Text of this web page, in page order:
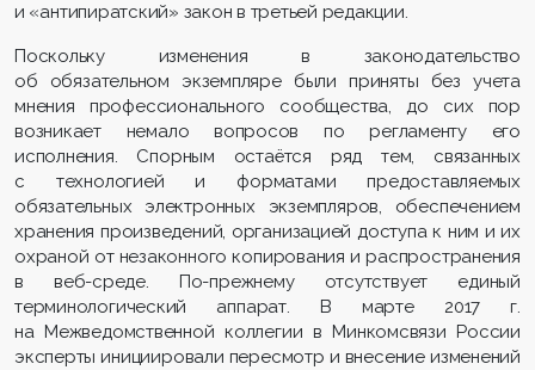
и «антипиратский» закон в третьей редакции.
Поскольку изменения в законодательство
об обязательном экземпляре были приняты без учета
мнения профессионального сообщества, до сих пор
возникает немало вопросов по регламенту его
исполнения. Спорным остаётся ряд тем, связанных
с технологией и форматами предоставляемых
обязательных электронных экземпляров, обеспечением
хранения произведений, организацией доступа к ним и их
охраной от незаконного копирования и распространения
в веб-среде. По-прежнему отсутствует единый
терминологический аппарат. В марте 2017 г.
на Межведомственной коллегии в Минкомсвязи России
эксперты инициировали пересмотр и внесение изменений